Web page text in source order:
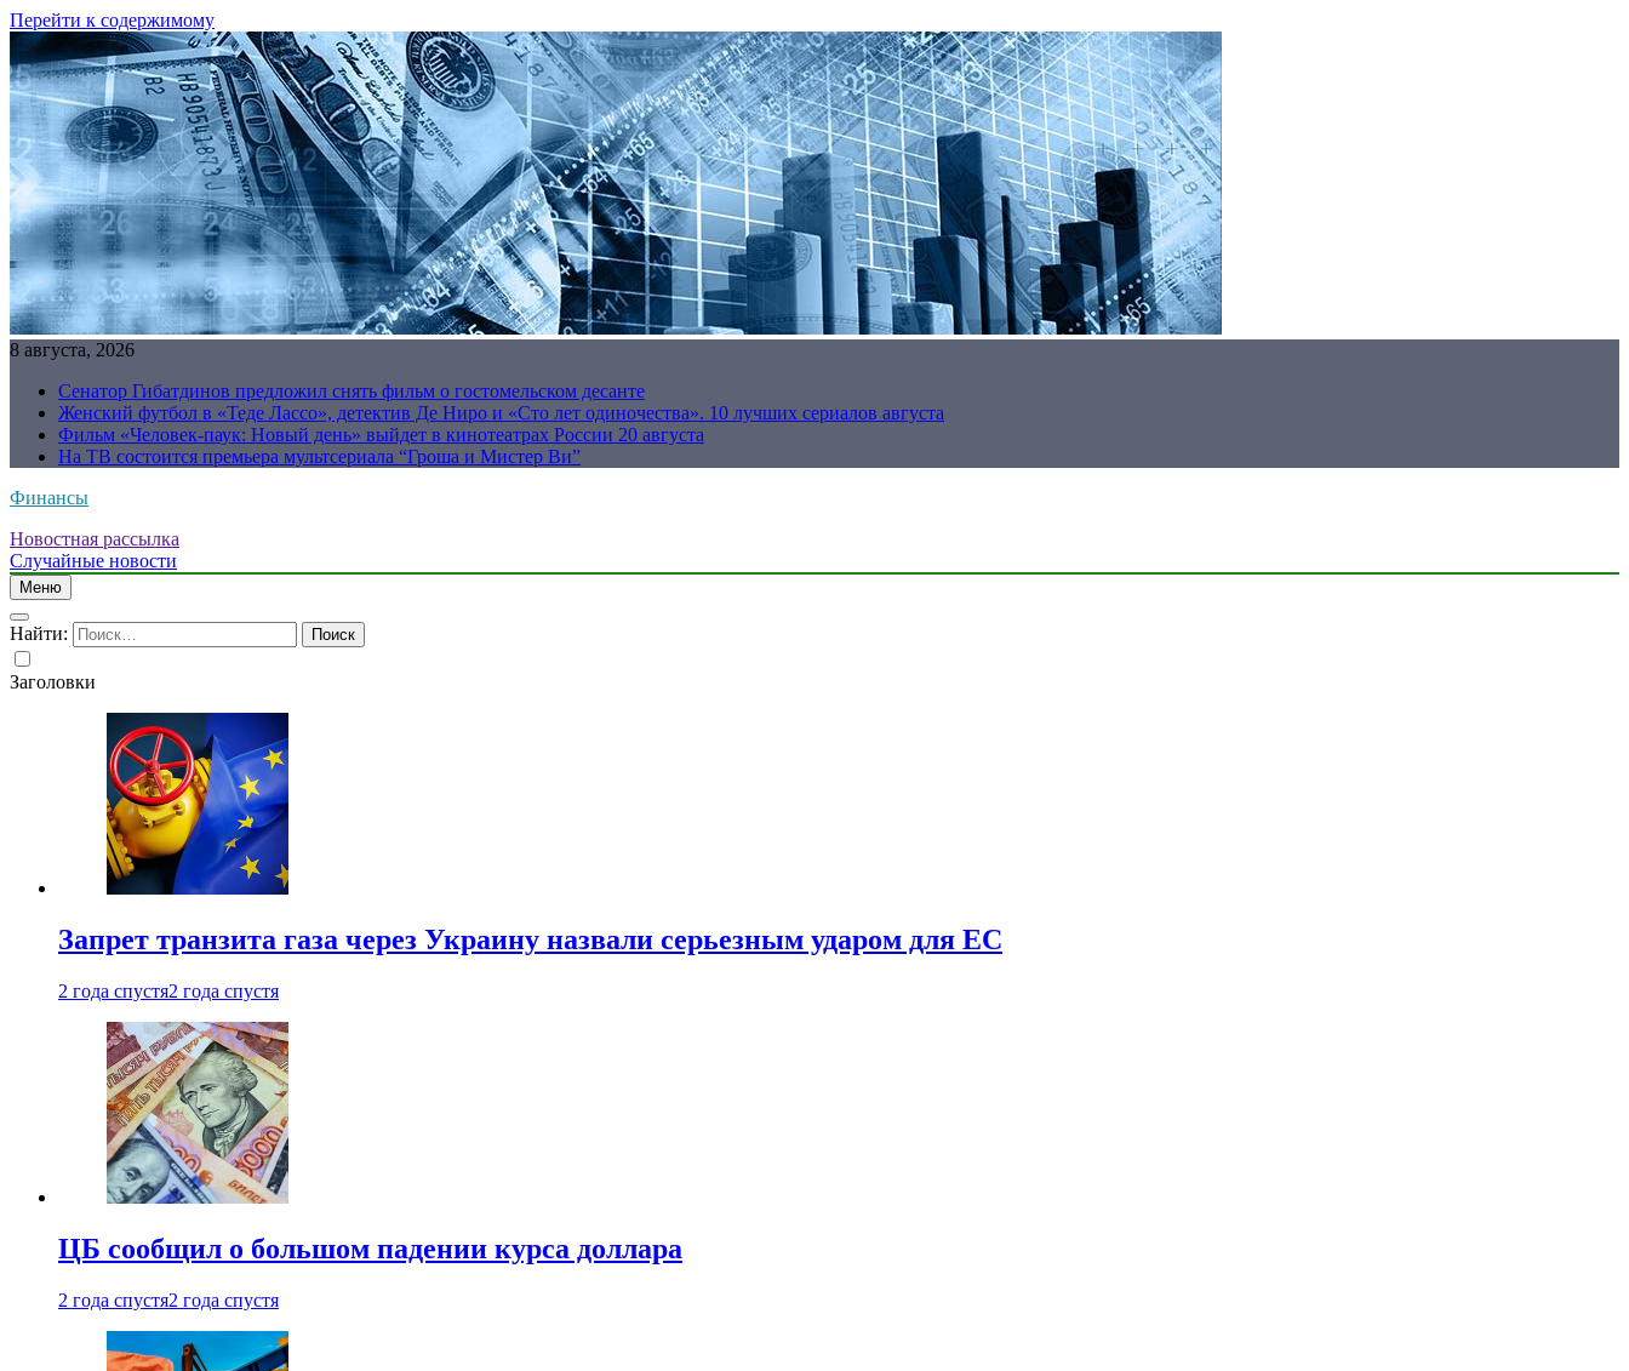
Перейти к содержимому
8 августа, 2026
Сенатор Гибатдинов предложил снять фильм о гостомельском десанте
Женский футбол в «Теде Лассо», детектив Де Ниро и «Сто лет одиночества». 10 лучших сериалов августа
Фильм «Человек-паук: Новый день» выйдет в кинотеатрах России 20 августа
На ТВ состоится премьера мультсериала “Гроша и Мистер Ви”
Финансы
Новостная рассылка
Случайные новости
Меню
Найти:
Заголовки
Запрет транзита газа через Украину назвали серьезным ударом для ЕС
2 года спустя2 года спустя
ЦБ сообщил о большом падении курса доллара
2 года спустя2 года спустя